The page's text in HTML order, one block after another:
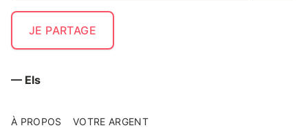
JE PARTAGE
— Els
À PROPOS VOTRE ARGENT